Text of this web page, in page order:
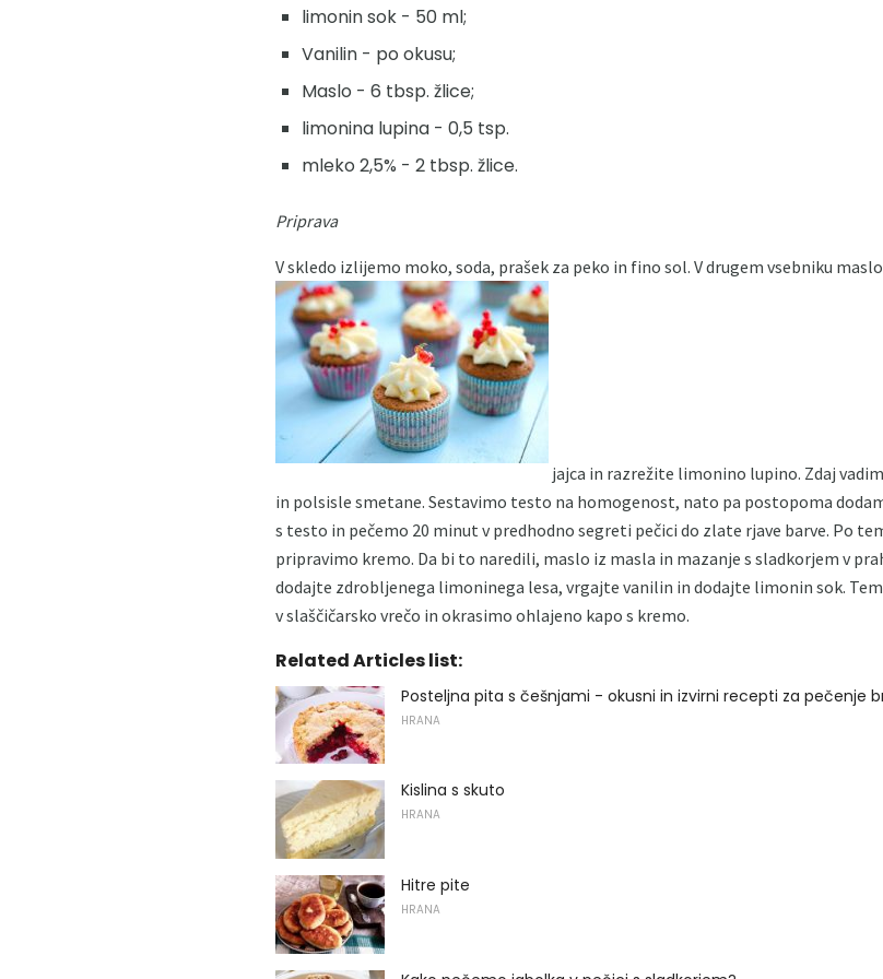
limonin sok - 50 ml;
Vanilin - po okusu;
Maslo - 6 tbsp. žlice;
limonina lupina - 0,5 tsp.
mleko 2,5% - 2 tbsp. žlice.
Priprava
V skledo izlijemo moko, soda, prašek za peko in fino sol. V drugem vsebniku
jajca in razrežite limonino lupino. Zdaj
in polsisle smetane. Sestavimo testo na homogenost, nato pa postopoma
s testo in pečemo 20 minut v predhodno segreti pečici do zlate rjave barve. Po
pripravimo kremo. Da bi to naredili, maslo iz masla in mazanje s sladkorjem v
dodajte zdrobljenega limoninega lesa, vrgajte vanilin in dodajte limonin sok.
v slaščičarsko vrečo in okrasimo ohlajeno kapo s kremo.
Related Articles list:
Posteljna pita s češnjami - okusni in izvirni recepti za pečenje
HRANA
Kislina s skuto
HRANA
Hitre pite
HRANA